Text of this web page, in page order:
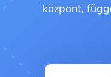
központ,